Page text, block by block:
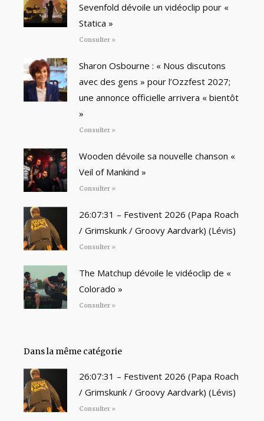
Sevenfold dévoile un vidéoclip pour «
Statica »
Consulter »
Sharon Osbourne : « Nous discutons
avec des gens » pour l’Ozzfest 2027;
une annonce officielle arrivera « bientôt
»
Consulter »
Wooden dévoile sa nouvelle chanson «
Veil of Mankind »
Consulter »
26:07:31 – Festivent 2026 (Papa Roach
/ Grimskunk / Groovy Aardvark) (Lévis)
Consulter »
The Matchup dévoile le vidéoclip de «
Colorado »
Consulter »
Dans la même catégorie
26:07:31 – Festivent 2026 (Papa Roach
/ Grimskunk / Groovy Aardvark) (Lévis)
Consulter »